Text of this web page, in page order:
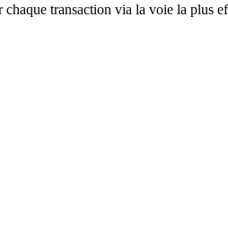
transaction via la voie la plus